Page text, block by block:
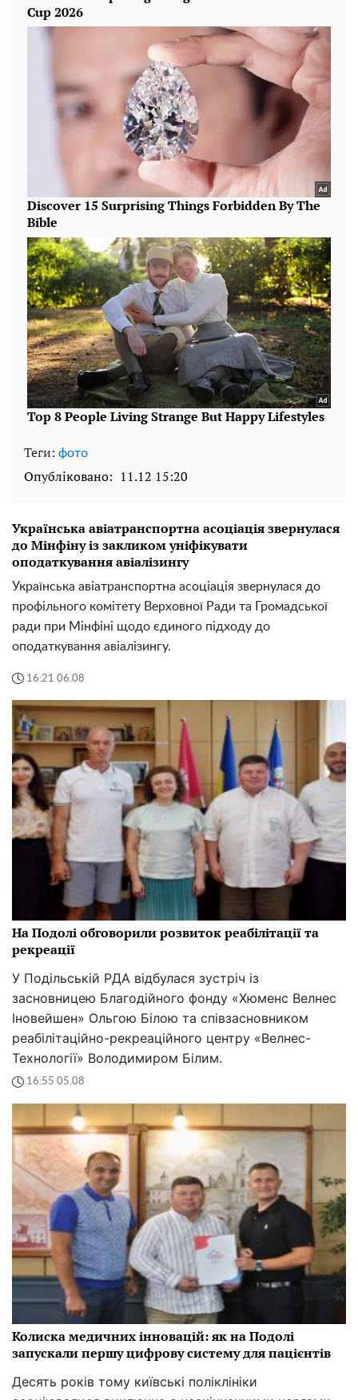
Теги: фото
Опубліковано: 11.12 15:20
Українська авіатранспортна асоціація звернулася
до Мінфіну із закликом уніфікувати
оподаткування авіалізингу
Українська авіатранспортна асоціація звернулася до
профільного комітету Верховної Ради та Громадської
ради при Мінфіні щодо єдиного підходу до
оподаткування авіалізингу.
16:21 06.08
На Подолі обговорили розвиток реабілітації та
рекреації
У Подільській РДА відбулася зустріч із
засновницею Благодійного фонду «Хюменс Велнес
Іновейшен» Ольгою Білою та співзасновником
реабілітаційно-рекреаційного центру «Велнес-
Технології» Володимиром Білим.
16:55 05.08
Колиска медичних інновацій: як на Подолі
запускали першу цифрову систему для пацієнтів
Десять років тому київські поліклініки